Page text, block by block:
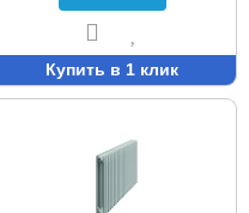
Купить в 1 клик